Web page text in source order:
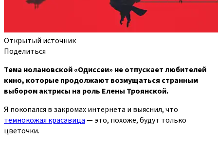
Открытый источник
Поделиться
Тема нолановской «Одиссеи» не отпускает любителей
кино, которые продолжают возмущаться странным
выбором актрисы на роль Елены Троянской.
Я покопался в закромах интернета и выяснил, что
темнокожая красавица— это, похоже, будут только
цветочки.